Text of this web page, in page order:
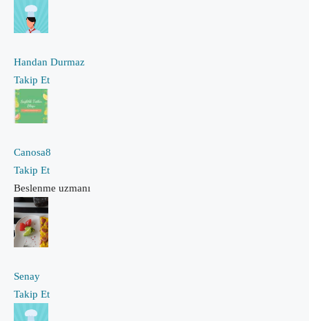
Handan Durmaz
Takip Et
Canosa8
Takip Et
Beslenme uzmanı
Senay
Takip Et